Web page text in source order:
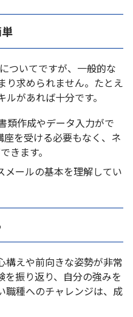
ついてですが、一般的な
り求められません。たとえ
があれば十分です。
類作成やデータ入力がで
を受ける必要もなく、ネ
きます。
メールの基本を理解してい
構えや前向きな姿勢が非常
を振り返り、自分の強みを
職種へのチャレンジは、成